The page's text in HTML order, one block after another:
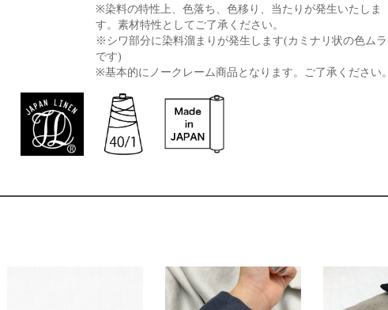
※染料の特性上、色落ち、色移り、当たりが発生いたしま
す。素材特性としてご了承ください。
※シワ部分に染料溜まりが発生します(カミナリ状の色ムラ
です)
※基本的にノークレーム商品となります。ご了承ください。